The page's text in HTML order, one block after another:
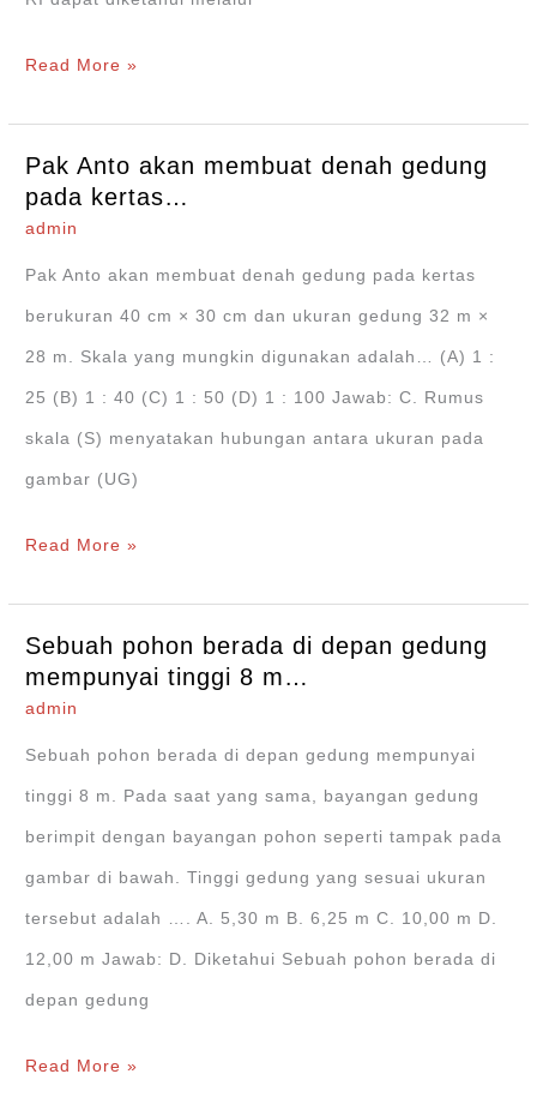
Apabila
Nasional
pada
tanggal
2
Mei
adalah…
Read More »
Pak Anto akan membuat denah gedung
pada kertas…
admin
Pak Anto akan membuat denah gedung pada kertas
berukuran 40 cm × 30 cm dan ukuran gedung 32 m ×
28 m. Skala yang mungkin digunakan adalah… (A) 1 :
25 (B) 1 : 40 (C) 1 : 50 (D) 1 : 100 Jawab: C. Rumus
skala (S) menyatakan hubungan antara ukuran pada
gambar (UG)
Pak
denah
gedung
pada
kertas…
Read More »
Sebuah pohon berada di depan gedung
mempunyai tinggi 8 m…
admin
Sebuah pohon berada di depan gedung mempunyai
tinggi 8 m. Pada saat yang sama, bayangan gedung
berimpit dengan bayangan pohon seperti tampak pada
gambar di bawah. Tinggi gedung yang sesuai ukuran
tersebut adalah …. A. 5,30 m B. 6,25 m C. 10,00 m D.
12,00 m Jawab: D. Diketahui Sebuah pohon berada di
depan gedung
Sebuah
Read More »